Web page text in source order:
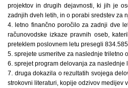
projektov in drugih dejavnosti, ki jih je
zadnjih dveh letih, in o porabi sredstev za
4. letno finančno poročilo za zadnji dve
računovodske izkaze pravnih oseb,
preteklem poslovnem letu presegli
5. sprejete usmeritve za naslednje triletno
6. sprejet program delovanja za naslednje
7. druga dokazila o rezultatih svojega
strokovni literaturi, kopije odzivov medijev